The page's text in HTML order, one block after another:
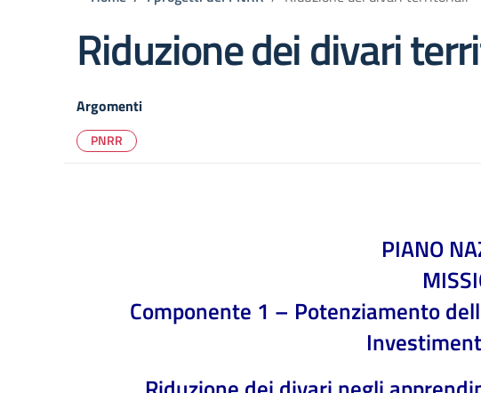
Riduzione dei divari
Argomenti
PNRR
PIANO
Componente 1 – Potenziamento